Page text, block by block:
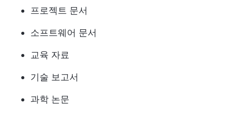
프로젝트 문서
소프트웨어 문서
교육 자료
기술 보고서
과학 논문